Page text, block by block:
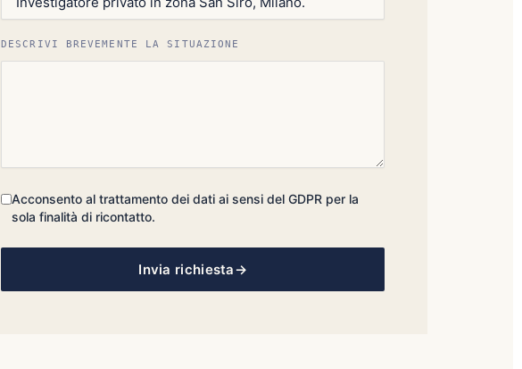
DESCRIVI BREVEMENTE LA SITUAZIONE
Acconsento al trattamento dei dati ai sensi del GDPR per la
sola finalità di ricontatto.
Invia richiesta→